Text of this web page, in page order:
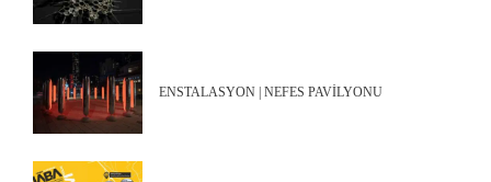
ENSTALASYON | NEFES PAVİLYONU